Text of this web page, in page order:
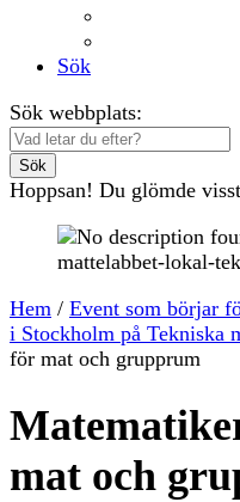
Sök
Sök webbplats:
Sök
Hoppsan! Du glömde
Hem / Event som börjar
i Stockholm på Tekniska
för mat och grupprum
mat och